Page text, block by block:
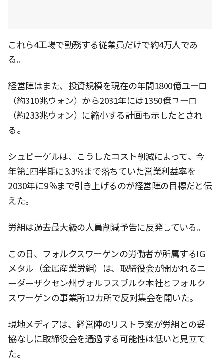
これら4工場で勤務する従業員だけで約4万人であ
る。
経営陣はまた、投資規模を現在の年間1800億ユーロ
（約310兆ウォン）から2031年には1350億ユーロ
（約233兆ウォン）に縮小する計画も示したとされ
る。
シュピーゲルは、こうしたコスト削減によって、今
年第1四半期に3.3％まで落ちていた営業利益率を
2030年に9％まで引き上げるのが経営陣の目標だと伝
えた。
労組は過去最大級の人員削減予告に反発している。
この日、フォルクスワーゲンの労働者が所属するIG
メタル（金属産業労組）は、取締役会が開かれるニ
ーダーザクセン州ヴォルフスブルク本社とフォルク
スワーゲンの事業所12カ所で反対集会を開いた。
現地メディアは、経営陣のリストラ案が労組との妥
協なしに取締役会を通過する可能性は低いと見立て
た。